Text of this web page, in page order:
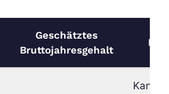
Geschätztes
Bruttojahresgehalt
Kann in